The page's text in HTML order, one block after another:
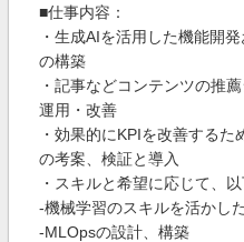
■仕事内容：
・生成AIを活用した機能開
の構築
・記事などコンテンツの推
運用・改善
・効果的にKPIを改善する
の考案、検証と導入
・スキルと希望に応じて、
-機械学習のスキルを活かし
-MLOpsの設計、構築